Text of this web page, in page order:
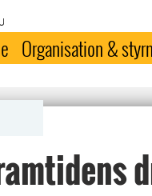
Organisation &